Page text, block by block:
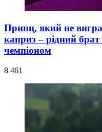
Принц, який не
каприз – рідний
чемпіоном
8 461